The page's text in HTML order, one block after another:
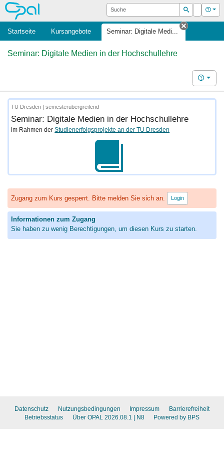
OPAL Suche
Suchen
Login Hilfe
Startseite Kursangebote Seminar: Digitale Medi...
Seminar: Digitale Medien in der Hochschullehre
Hilfe
TU Dresden | semesterübergreifend
Seminar: Digitale Medien in der Hochschullehre
im Rahmen derStudienerfolgsprojekte an der TU Dresden
Zugang zum Kurs gesperrt. Bitte melden Sie sich an. Login
Informationen zum Zugang
Sie haben zu wenig Berechtigungen, um diesen Kurs zu starten.
Datenschutz Nutzungsbedingungen Impressum
Barrierefreiheit
Betriebsstatus
Über OPAL 2026.08.1 | N8 Powered by BPS